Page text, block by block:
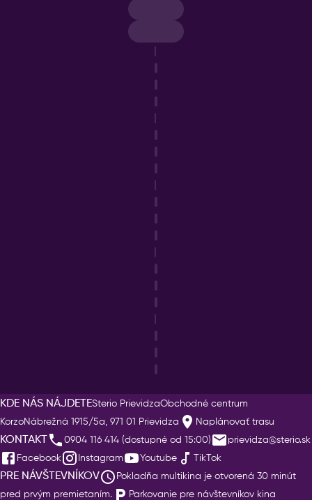
KDE NÁS NÁJDETESterio PrievidzaObchodné centrum
KorzoNábrežná 1915/5a, 971 01 Prievidza Naplánovať trasu
KONTAKT 0904 116 414 (dostupné od 15:00)
prievidza@sterio.sk
Facebook
Instagram Youtube TikTok
PRE NÁVŠTEVNÍKOV
Pokladňa multikina je otvorená 30 minút
pred prvým premietaním.
Parkovanie pre návštevníkov kina